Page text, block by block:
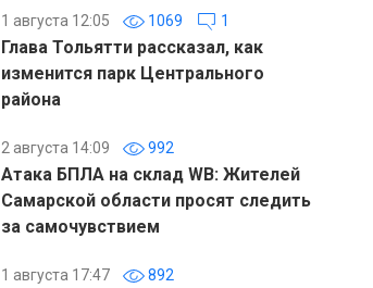
1 августа 12:05 1069 1
Глава Тольятти рассказал, как
изменится парк Центрального
района
2 августа 14:09 992
Атака БПЛА на склад WB: Жителей
Самарской области просят следить
за самочувствием
1 августа 17:47 892